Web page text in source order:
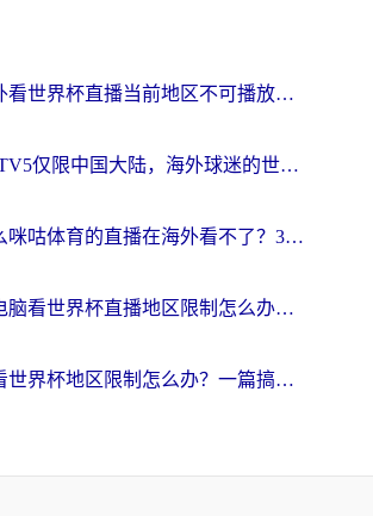
在国外看世界杯直播当前地区不可播放？海外党必看的回国加速全攻略
当CCTV5仅限中国大陆，海外球迷的世界杯狂欢如何继续？
为什么咪咕体育的直播在海外看不了？3步解决海外看世界杯+抖音地区限制难题
海外电脑看世界杯直播地区限制怎么办？你需要一个聪明的加速器
海外看世界杯地区限制怎么办？一篇搞定咪咕视频播放+国内资源无缝访问指南